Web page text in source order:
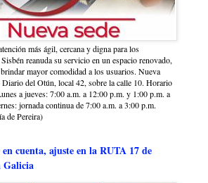
más ágil, cercana y digna para los
reanuda su servicio en un espacio renovado,
mayor comodidad a los usuarios. Nueva
del Otún, local 42, sobre la calle 10. Horario
a jueves: 7:00 a.m. a 12:00 p.m. y 1:00 p.m. a
jornada continua de 7:00 a.m. a 3:00 p.m.
de Pereira)
cuenta, ajuste en la RUTA 17 de
Galicia